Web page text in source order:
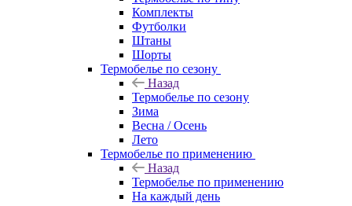
Комплекты
Футболки
Штаны
Шорты
Термобелье по сезону
Назад
Термобелье по сезону
Зима
Весна / Осень
Лето
Термобелье по применению
Назад
Термобелье по применению
На каждый день